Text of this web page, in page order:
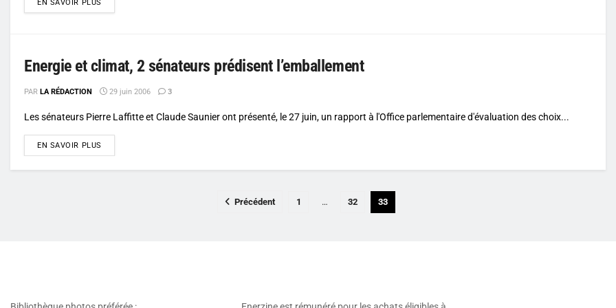
EN SAVOIR PLUS
Energie et climat, 2 sénateurs prédisent l’emballement
PAR LA RÉDACTION 29 juin 2006 3
Les sénateurs Pierre Laffitte et Claude Saunier ont présenté, le 27 juin, un rapport à l'Office parlementaire d'évaluation des choix...
EN SAVOIR PLUS
Précédent 1 … 32 33